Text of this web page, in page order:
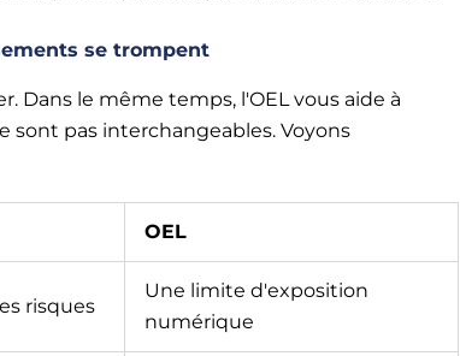
se trompent
Dans le même temps, l'OEL vous aide à
sont pas interchangeables. Voyons
OEL
risques
Une limite d'exposition
numérique